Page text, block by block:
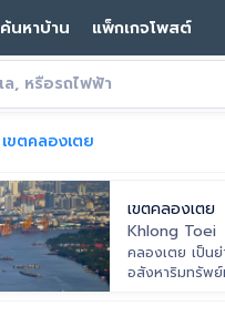
ค้นหาบ้าน แพ็กเกจโพสต์
เขตคลองเตย
เขตคลองเตย
Khlong Toei
คลองเตย เป็น
อสังหาริมทรัพย์